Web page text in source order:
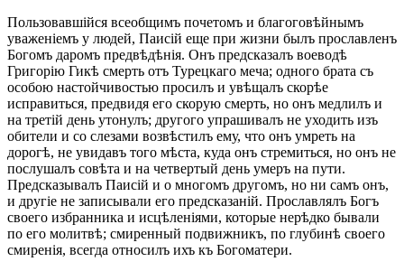
Пользовавшійся всеобщимъ почетомъ и благоговѣйнымъ
уваженіемъ у людей, Паисій еще при жизни былъ прославленъ
Богомъ даромъ предвѣдѣнія. Онъ предсказалъ воеводѣ
Григорію Гикѣ смерть отъ Турецкаго меча; одного брата съ
особою настойчивостью просилъ и увѣщалъ скорѣе
исправиться, предвидя его скорую смерть, но онъ медлилъ и
на третій день утонулъ; другого упрашивалъ не уходить изъ
обители и со слезами возвѣстилъ ему, что онъ умреть на
дорогѣ, не увидавъ того мѣста, куда онъ стремиться, но онъ не
послушалъ совѣта и на четвертый день умеръ на пути.
Предсказывалъ Паисій и о многомъ другомъ, но ни самъ онъ,
и другіе не записывали его предсказаній. Прославлялъ Богъ
своего избранника и исцѣленіями, которые нерѣдко бывали
по его молитвѣ; смиренный подвижникъ, по глубинѣ своего
смиренія, всегда относилъ ихъ къ Богоматери.